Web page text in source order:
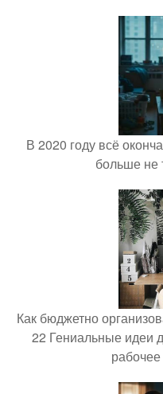
В 2020 году всё
больше не
Как бюджетно
22 Гениальные идеи